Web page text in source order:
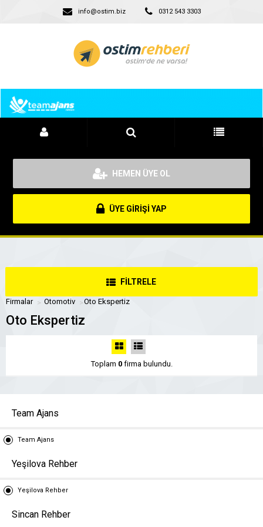
info@ostim.biz 0312 543 3303
HEMEN ÜYE OL
ÜYE GİRİŞİ YAP
FİLTRELE
Firmalar Otomotiv Oto Ekspertiz
Oto Ekspertiz
Toplam 0firma bulundu.
Team Ajans
Team Ajans
Yeşilova Rehber
Yeşilova Rehber
Sincan Rehber